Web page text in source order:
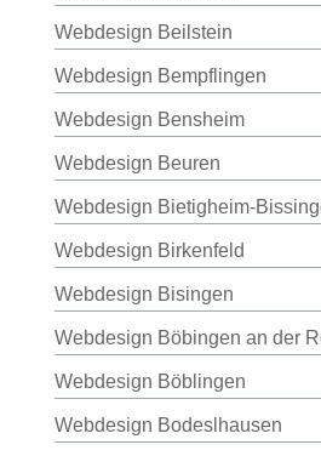
Webdesign Beilstein
Webdesign Bempflingen
Webdesign Bensheim
Webdesign Beuren
Webdesign Bietigheim-
Webdesign Birkenfeld
Webdesign Bisingen
Webdesign Böbingen an der
Webdesign Böblingen
Webdesign Bodeslhausen